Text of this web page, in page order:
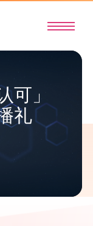
可」
礼